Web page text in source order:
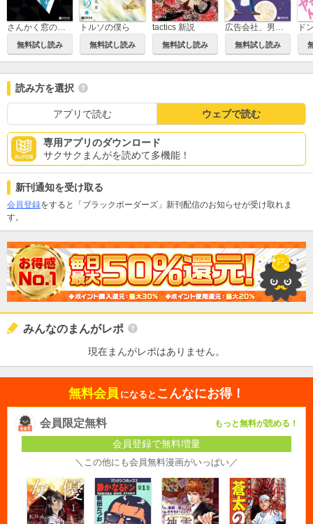
さんかく窓の外側は夜
無料試し読み
トルソの僕ら
無料試し読み
tactics 新説
無料試し読み
広告会社、男子寮のおかずくん
無料試し読み
読み方を選択
アプリで読む ウェブで読む
専用アプリのダウンロード
サクサクまんがを読めて多機能！
新刊通知を受け取る
会員登録をすると「ブラックボーダーズ」新刊配信のお知らせが受け取れま
す。
みんなのまんがレポ
現在まんがレポはありません。
無料会員 になると こんなにお得！
会員限定無料 もっと無料が読める！
会員登録で無料増量
＼この他にも会員無料漫画がいっぱい／